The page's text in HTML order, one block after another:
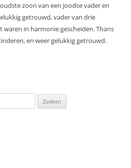
zoon van een Joodse vader en
getrouwd, vader van drie
in harmonie gescheiden. Thans
en weer gelukkig getrouwd.